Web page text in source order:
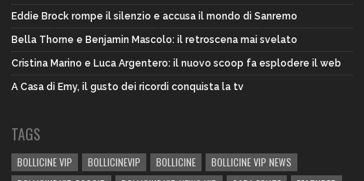
Eddie Brock rompe il silenzio e accusa il mondo di Sanremo
Bella Thorne e Benjamin Mascolo: il retroscena mai svelato
Cristina Marino e Luca Argentero: il nuovo scoop fa esplodere il web
A Casa di Emy, il gusto dei ricordi conquista la tv
TAGS
BOLLICINE VIP BOLLICINEVIP BOLLICINE
BOLLICINE VIP NEWS